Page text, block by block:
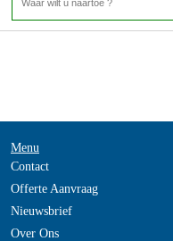
Home>
Menu
Contact
Offerte Aanvraag
Nieuwsbrief
Over Ons